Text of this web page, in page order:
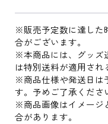
※販売予定数に達した
合がございます。
※本商品には、グッズ
は特別送料が適用され
※商品仕様や発送日は
す。予めご了承くださ
※商品画像はイメージ
合があります。